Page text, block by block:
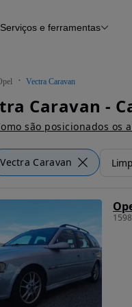
Histórico do veículo
Serviços e ferramentas
Vectra Caravan
Caravan -
são posicionados os
Vectra Caravan